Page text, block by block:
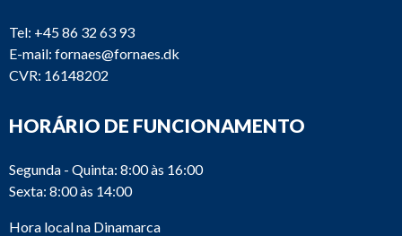
Tel: +45 86 32 63 93
E-mail: fornaes@fornaes.dk
CVR: 16148202
HORÁRIO DE FUNCIONAMENTO
Segunda - Quinta: 8:00 às 16:00
Sexta: 8:00 às 14:00
Hora local na Dinamarca